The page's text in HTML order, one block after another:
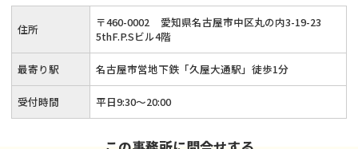
のご相談にも対応≫
住所 〒460-0002
愛知県名古屋市中区丸の内3-19-23
5thF.P.Sビル4階
最寄り駅 名古屋市営地下鉄「久屋大通駅」徒歩1分
受付時間 平日9:30～20:00